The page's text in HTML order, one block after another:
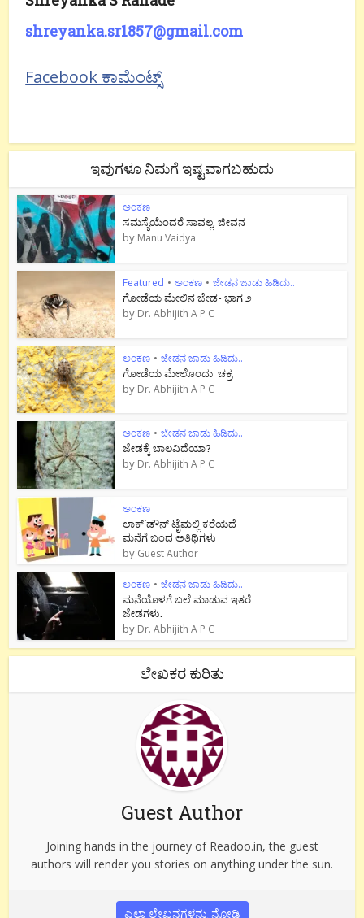
shreyanka.sr1857@gmail.com
Facebook ಕಾಮೆಂಟ್ಸ್
ಇವುಗಳೂ ನಿಮಗೆ ಇಷ್ಟವಾಗಬಹುದು
ಅಂಕಣ
ಸಮಸ್ಯೆಯೆಂದರೆ ಸಾವಲ್ಲ, ಜೀವನ
by Manu Vaidya
Featured • ಅಂಕಣ • ಜೇಡನ ಜಾಡು ಹಿಡಿದು..
ಗೋಡೆಯ ಮೇಲಿನ ಜೇಡ- ಭಾಗ ೨
by Dr. Abhijith A P C
ಅಂಕಣ • ಜೇಡನ ಜಾಡು ಹಿಡಿದು..
ಗೋಡೆಯ ಮೇಲೊಂದು ಚಕ್ರ
by Dr. Abhijith A P C
ಅಂಕಣ • ಜೇಡನ ಜಾಡು ಹಿಡಿದು..
ಜೇಡಕ್ಕೆ ಬಾಲವಿದೆಯಾ?
by Dr. Abhijith A P C
ಅಂಕಣ
ಲಾಕ್`ಡೌನ್ ಟೈಮಲ್ಲಿ ಕರೆಯದೆ
ಮನೆಗೆ ಬಂದ ಅತಿಥಿಗಳು
by Guest Author
ಅಂಕಣ • ಜೇಡನ ಜಾಡು ಹಿಡಿದು..
ಮನೆಯೊಳಗೆ ಬಲೆ ಮಾಡುವ ಇತರೆ
ಜೇಡಗಳು.
by Dr. Abhijith A P C
ಲೇಖಕರ ಕುರಿತು
Guest Author
Joining hands in the journey of Readoo.in, the guest
authors will render you stories on anything under the sun.
ಎಲ್ಲಾ ಲೇಖನಗಳನ್ನು ನೋಡಿ